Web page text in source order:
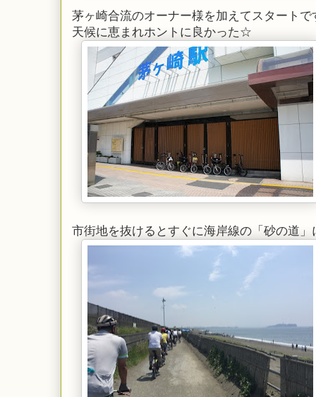
茅ヶ崎合流のオーナー様を加えてスタートで
天候に恵まれホントに良かった☆
市街地を抜けるとすぐに海岸線の「砂の道」